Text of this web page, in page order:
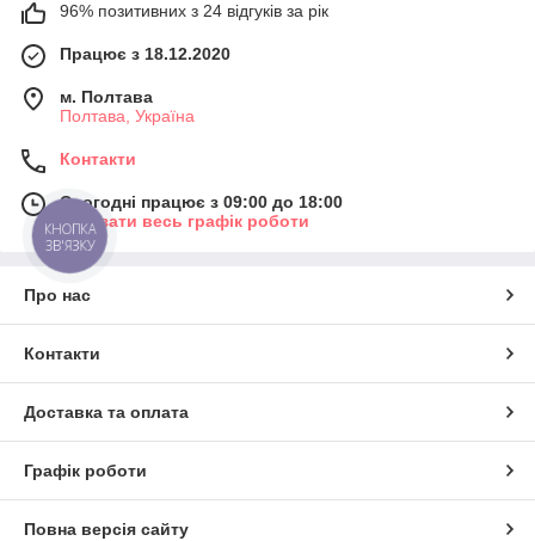
96% позитивних з 24 відгуків за рік
Працює з 18.12.2020
м. Полтава
Полтава, Україна
Контакти
Сьогодні працює з 09:00 до 18:00
Показати весь графік роботи
Про нас
Контакти
Доставка та оплата
Графік роботи
Повна версія сайту
КНОПКА
ЗВ'ЯЗКУ